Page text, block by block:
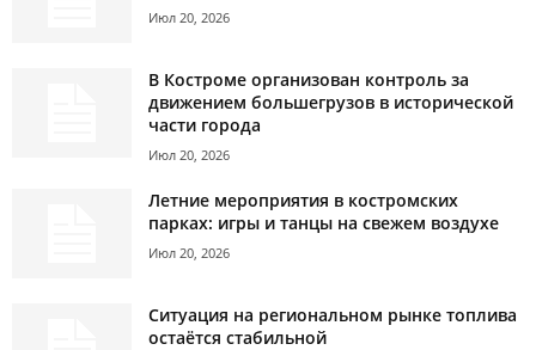
Июл 20, 2026
В Костроме организован контроль за
движением большегрузов в исторической
части города
Июл 20, 2026
Летние мероприятия в костромских
парках: игры и танцы на свежем воздухе
Июл 20, 2026
Ситуация на региональном рынке топлива
остаётся стабильной